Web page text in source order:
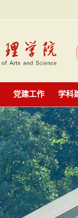
党建工作 学科